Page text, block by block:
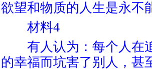
欲望和物质的人生是永不
材料4
有人认为：每个人在
的幸福而坑害了别人，甚